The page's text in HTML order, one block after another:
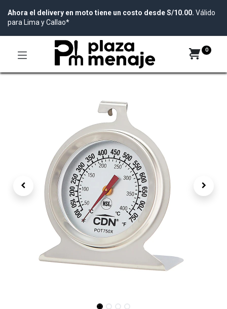
Ahora el delivery en moto tiene un costo desde S/10.00. Válido
para Lima y Callao*
0